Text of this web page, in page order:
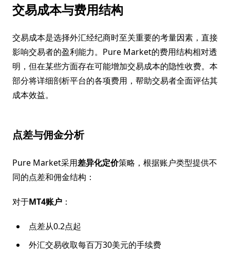
交易成本与费用结构
交易成本是选择外汇经纪商时至关重要的考量因素，直接
影响交易者的盈利能力。Pure Market的费用结构相对透
明，但在某些方面存在可能增加交易成本的隐性收费。本
部分将详细剖析平台的各项费用，帮助交易者全面评估其
成本效益。
点差与佣金分析
Pure Market采用差异化定价策略，根据账户类型提供不
同的点差和佣金结构：
对于MT4账户 ：
点差从0.2点起
外汇交易收取每百万30美元的手续费